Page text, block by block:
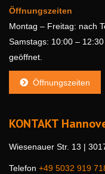
Öffnungszeiten
Montag – Freitag: nach
Samstags: 10:00 –
geöffnet.
Öffnungszeiten
KONTAKT
Wiesenauer Str. 13 |
Telefon +49 5032 919